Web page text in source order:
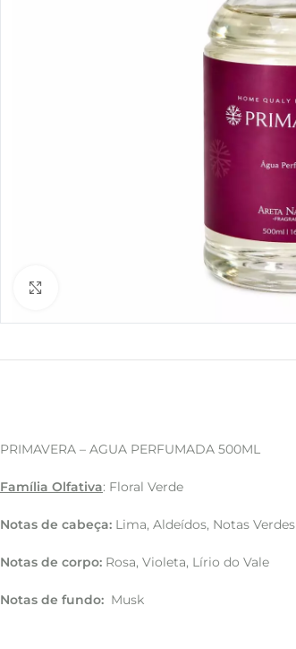
PRIMAVERA – AGUA PERFUMADA 500ML
Família Olfativa: Floral Verde
Notas de cabeça: Lima, Aldeídos, Notas Verdes
Notas de corpo: Rosa, Violeta, Lírio do Vale
Notas de fundo: Musk